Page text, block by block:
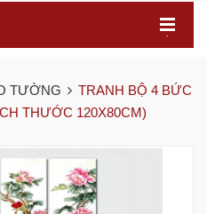
.
TƯỜNG
TRANH BỘ 4 BỨC
THƯỚC 120X80CM)